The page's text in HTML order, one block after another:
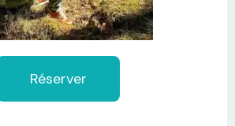
Réserver